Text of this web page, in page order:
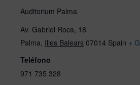
Auditorium Palma
Av. Gabriel Roca, 18
Palma, Illes Balears 07014 Spain +
Teléfono
971 735 328